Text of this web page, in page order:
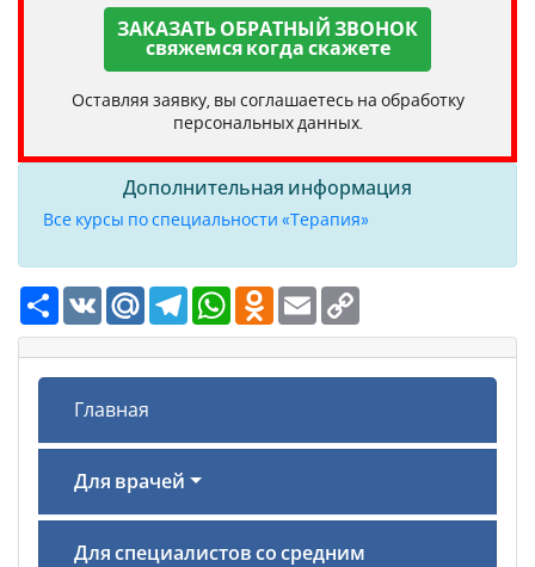
ЗАКАЗАТЬ ОБРАТНЫЙ ЗВОНОК
свяжемся когда скажете
Оставляя заявку, вы соглашаетесь на обработку
персональных данных.
Дополнительная информация
Все курсы по специальности «Терапия»
РесурсVK Mail.Ru TelegramWhatsAppOdnoklassniki
Email
Главная
Для врачей
Для специалистов со средним